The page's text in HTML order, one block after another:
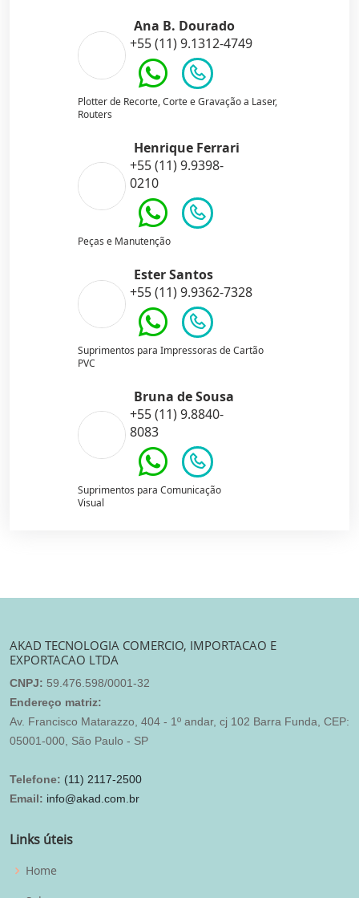
Ana B. Dourado
+55 (11) 9.1312-4749
Plotter de Recorte, Corte e Gravação a Laser,
Routers
Henrique Ferrari
+55 (11) 9.9398-
0210
Peças e Manutenção
Ester Santos
+55 (11) 9.9362-7328
Suprimentos para Impressoras de Cartão
PVC
Bruna de Sousa
+55 (11) 9.8840-
8083
Suprimentos para Comunicação
Visual
AKAD TECNOLOGIA COMERCIO, IMPORTACAO E
EXPORTACAO LTDA
CNPJ: 59.476.598/0001-32
Endereço matriz:
Av. Francisco Matarazzo, 404 - 1º andar, cj 102 Barra Funda, CEP:
05001-000, São Paulo - SP
Telefone: (11) 2117-2500
Email: info@akad.com.br
Links úteis
Home